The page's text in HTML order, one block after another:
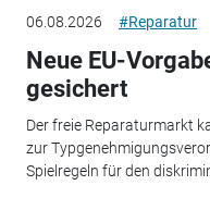
06.08.2026 #Reparatur
Neue EU-
gesichert
Der freie Reparaturmarkt
zur
Spielregeln für den